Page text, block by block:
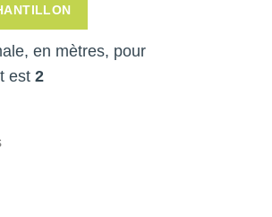
en mètres, pour
est 2